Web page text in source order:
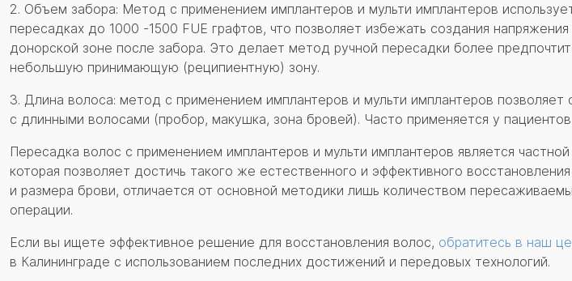
2. Объем забора: Метод с применением имплантеров и мульти имплантеров
пересадках до 1000 -1500 FUE графтов, что позволяет избежать создания
донорской зоне после забора. Это делает метод ручной пересадки более
небольшую принимающую (реципиентную) зону.
3. Длина волоса: метод с применением имплантеров и мульти имплантеров
с длинными волосами (пробор, макушка, зона бровей). Часто применяется у
Пересадка волос с применением имплантеров и мульти имплантеров является
которая позволяет достичь такого же естественного и эффективного
и размера брови, отличается от основной методики лишь количеством
операции.
Если вы ищете эффективное решение для восстановления волос, обратитесь в наш
в Калининграде с использованием последних достижений и передовых технологий.